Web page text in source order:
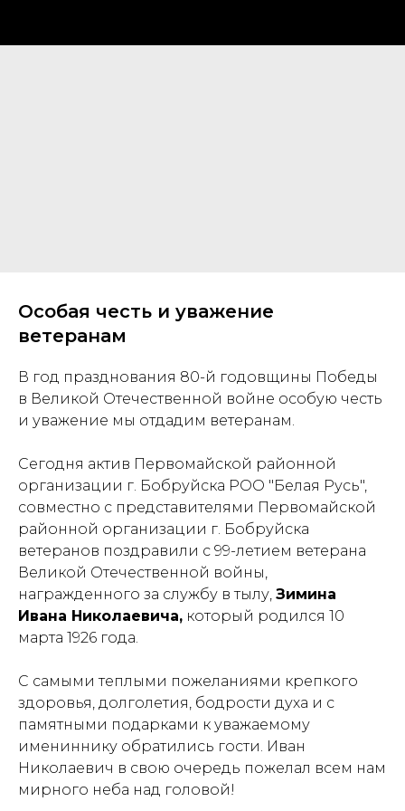
Особая честь и уважение
ветеранам
В год празднования 80-й годовщины Победы
в Великой Отечественной войне особую честь
и уважение мы отдадим ветеранам.
Сегодня актив Первомайской районной
организации г. Бобруйска РОО "Белая Русь",
совместно с представителями Первомайской
районной организации г. Бобруйска
ветеранов поздравили с 99-летием ветерана
Великой Отечественной войны,
награжденного за службу в тылу, Зимина
Ивана Николаевича, который родился 10
марта 1926 года.
С самыми теплыми пожеланиями крепкого
здоровья, долголетия, бодрости духа и с
памятными подарками к уважаемому
имениннику обратились гости. Иван
Николаевич в свою очередь пожелал всем нам
мирного неба над головой!